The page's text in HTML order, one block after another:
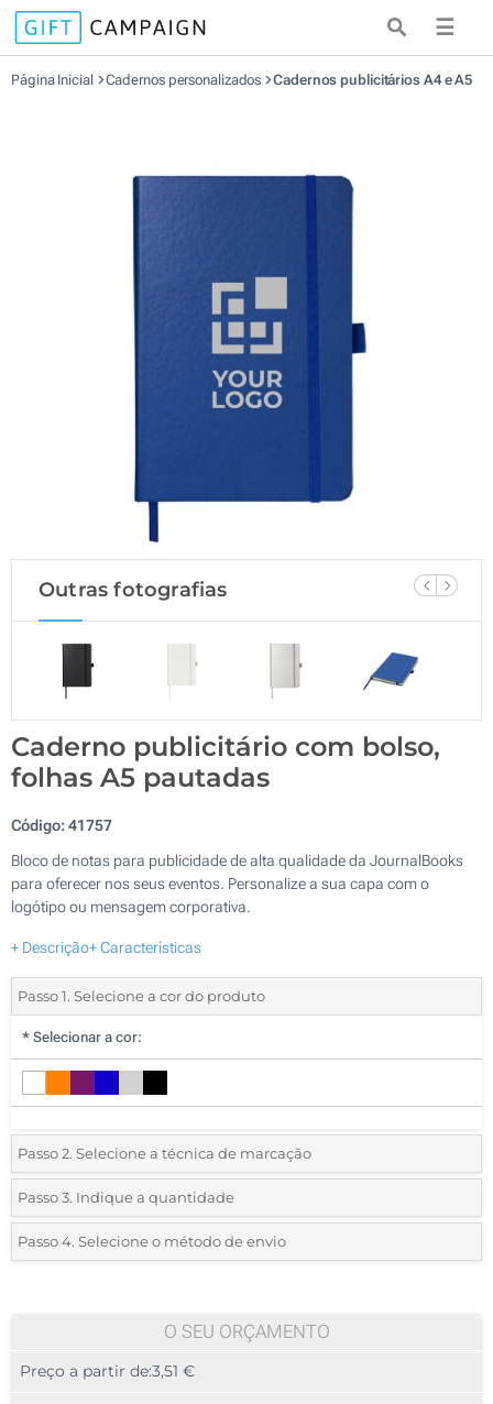
☰
Página Inicial Cadernos personalizados Cadernos publicitários A4 e A5
Outras fotografias
Caderno publicitário com bolso,
folhas A5 pautadas
Código:41757
Bloco de notas para publicidade de alta qualidade da JournalBooks
para oferecer nos seus eventos. Personalize a sua capa com o
logótipo ou mensagem corporativa.
+ Descrição+ Características
Passo 1. Selecione a cor do produto
* Selecionar a cor:
Passo 2. Selecione a técnica de marcação
*Selecione o tipo de marcação e as cores do logotipo:
1 Cor (Na frente)
Gravação a quente (Na frente)
Passo 3. Indique a quantidade
*Quantidade mínima:10
20
Passo 4. Selecione o método de envio
O SEU ORÇAMENTO
Preço a partir de:3,51 €